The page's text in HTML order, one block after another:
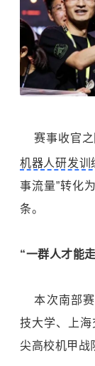
赛事收官之
机器人研发训
事流量”转化
条。
“一群人才能
本次南部赛
技大学、
上
尖高校机甲战